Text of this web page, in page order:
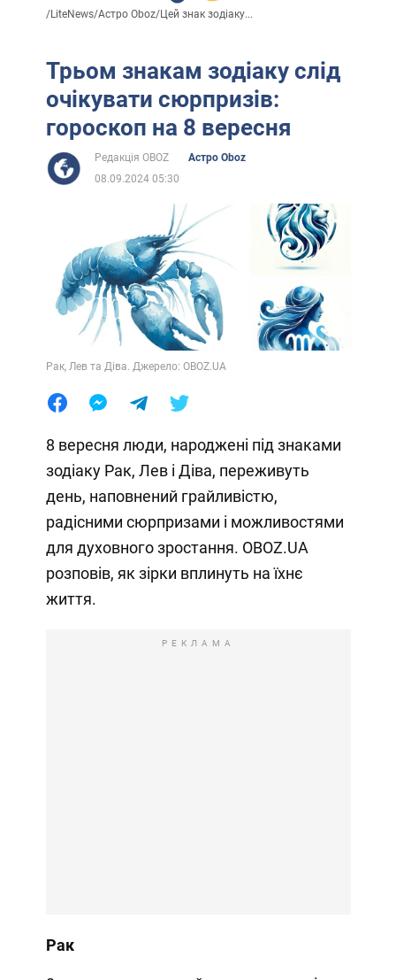
/LiteNews/Астро Oboz/Цей знак зодіаку...
Трьом знакам зодіаку слід
очікувати сюрпризів:
гороскоп на 8 вересня
Редакція OBOZ
Астро Oboz
08.09.2024 05:30
Рак, Лев та Діва. Джерело: OBOZ.UA
8 вересня люди, народжені під знаками
зодіаку Рак, Лев і Діва, переживуть
день, наповнений грайливістю,
радісними сюрпризами і можливостями
для духовного зростання. OBOZ.UA
розповів, як зірки вплинуть на їхнє
життя.
РЕКЛАМА
Рак